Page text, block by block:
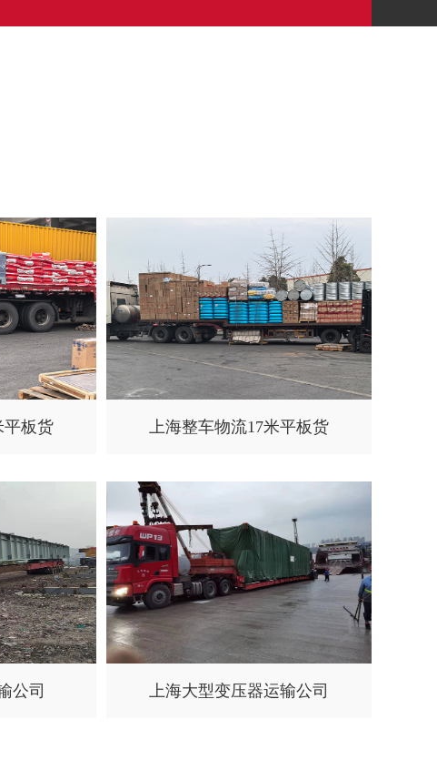
平板货 上海整车物流17米平板货
公司 上海大型变压器运输公司